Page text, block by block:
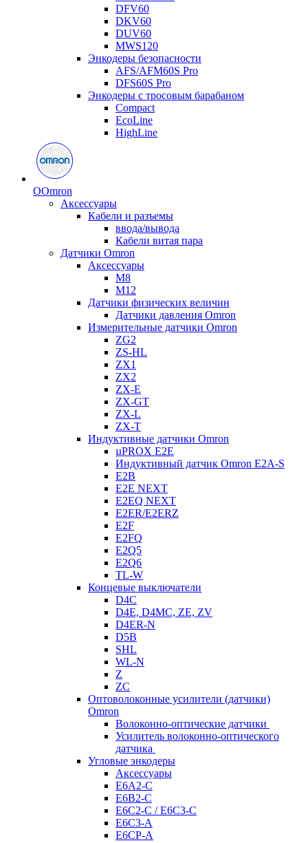
DFV60
DKV60
DUV60
MWS120
Энкодеры безопасности
AFS/AFM60S Pro
DFS60S Pro
Энкодеры с тросовым барабаном
Compact
EcoLine
HighLine
OOmron
Аксессуары
Кабели и разъемы
ввода/вывода
Кабели витая пара
Датчики Omron
Аксессуары
M8
M12
Датчики физических величин
Датчики давления Omron
Измерительные датчики Omron
ZG2
ZS-HL
ZX1
ZX2
ZX-E
ZX-GT
ZX-L
ZX-T
Индуктивные датчики Omron
µPROX E2E
Индуктивный датчик Omron E2A-S
E2B
E2E NEXT
E2EQ NEXT
E2ER/E2ERZ
E2F
E2FQ
E2Q5
E2Q6
TL-W
Концевые выключатели
D4C
D4E, D4MC, ZE, ZV
D4ER-N
D5B
SHL
WL-N
Z
ZC
Оптоволоконные усилители (датчики)
Omron
Волоконно-оптические датчики
Усилитель волоконно-оптического
датчика
Угловые энкодеры
Аксессуары
E6A2-C
E6B2-C
E6C2-C / E6C3-C
E6C3-A
E6CP-A